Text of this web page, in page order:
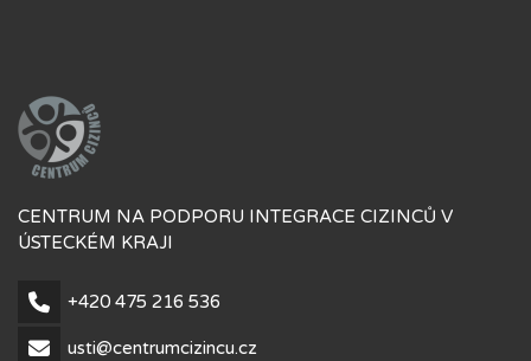
CENTRUM NA PODPORU INTEGRACE CIZINCŮ V
ÚSTECKÉM KRAJI
+420 475 216 536
usti@centrumcizincu.cz